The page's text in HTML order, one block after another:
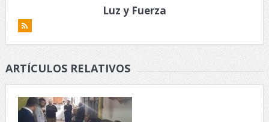
Luz y Fuerza
ARTÍCULOS RELATIVOS